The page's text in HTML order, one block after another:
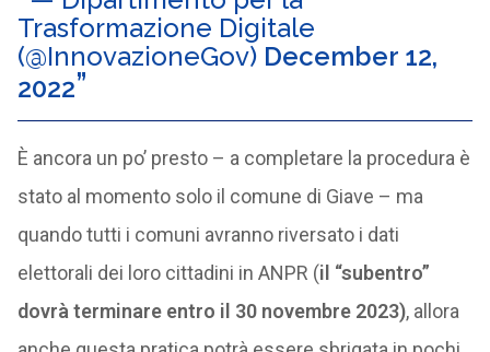
Trasformazione Digitale
(@InnovazioneGov) December 12,
2022
È ancora un po’ presto – a completare la procedura è
stato al momento solo il comune di Giave – ma
quando tutti i comuni avranno riversato i dati
elettorali dei loro cittadini in ANPR (il “subentro”
dovrà terminare entro il 30 novembre 2023), allora